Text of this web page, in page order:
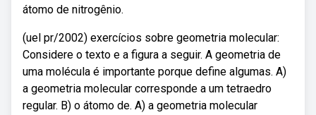
átomo de nitrogênio.
(uel pr/2002) exercícios sobre geometria molecular:
Considere o texto e a figura a seguir. A geometria de
uma molécula é importante porque define algumas. A)
a geometria molecular corresponde a um tetraedro
regular. B) o átomo de. A) a geometria molecular